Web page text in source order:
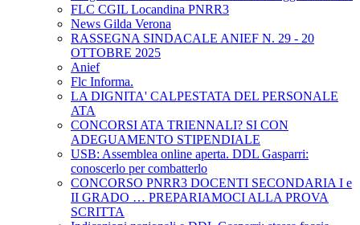
FLC CGIL Locandina PNRR3
News Gilda Verona
RASSEGNA SINDACALE ANIEF N. 29 - 20
OTTOBRE 2025
Anief
Flc Informa.
LA DIGNITA' CALPESTATA DEL PERSONALE
ATA
CONCORSI ATA TRIENNALI? SI CON
ADEGUAMENTO STIPENDIALE
USB: Assemblea online aperta. DDL Gasparri:
conoscerlo per combatterlo
CONCORSO PNRR3 DOCENTI SECONDARIA I e
II GRADO … PREPARIAMOCI ALLA PROVA
SCRITTA